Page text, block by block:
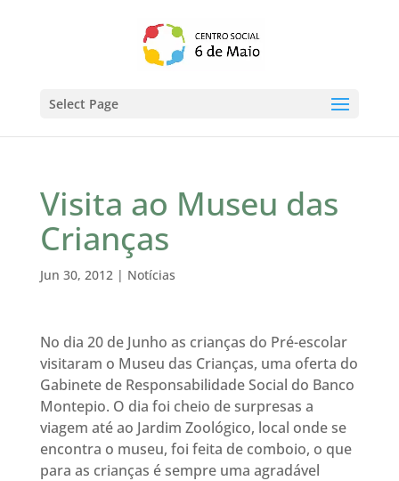
Select Page
Visita ao Museu das
Crianças
Jun 30, 2012| Notícias
No dia 20 de Junho as crianças do Pré-escolar
visitaram o Museu das Crianças, uma oferta do
Gabinete de Responsabilidade Social do Banco
Montepio. O dia foi cheio de surpresas a
viagem até ao Jardim Zoológico, local onde se
encontra o museu, foi feita de comboio, o que
para as crianças é sempre uma agradável